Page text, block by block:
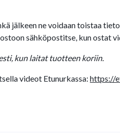
jälkeen ne voidaan toistaa
sähköpostitse, kun ostat
kun laitat tuotteen koriin.
videot Etunurkassa: https://